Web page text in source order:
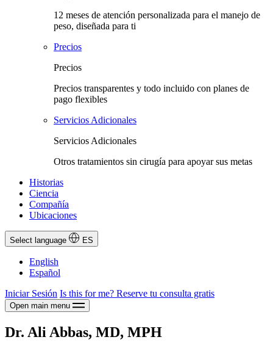
12 meses de atención personalizada para el manejo de
peso, diseñada para ti
Precios
Precios
Precios transparentes y todo incluido con planes de
pago flexibles
Servicios Adicionales
Servicios Adicionales
Otros tratamientos sin cirugía para apoyar sus metas
Historias
Ciencia
Compañía
Ubicaciones
Select language ES
English
Español
Iniciar Sesión Is this for me? Reserve tu consulta gratis
Open main menu
Dr. Ali Abbas, MD, MPH